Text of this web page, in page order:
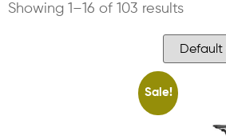
Showing 1–16 of 103 results
Sale!